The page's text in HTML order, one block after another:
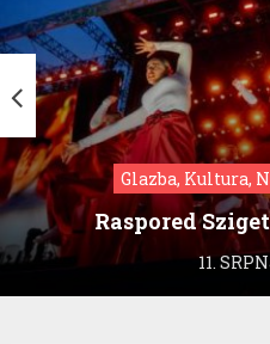
Glazba, Kultura,
Raspored
11.